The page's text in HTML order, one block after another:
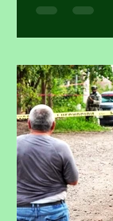
Rasso
de las
gobierno de
en su lucha
persistencia
Donald